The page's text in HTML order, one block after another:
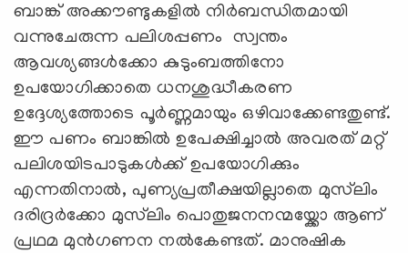
ബാങ്ക് അക്കൗണ്ടുകളിൽ നിർബന്ധിതമായി
വന്നുചേരുന്ന പലിശപ്പണം സ്വന്തം
ആവശ്യങ്ങൾക്കോ കുടുംബത്തിനോ
ഉപയോഗിക്കാതെ ധനശുദ്ധീകരണ
ഉദ്ദേശ്യത്തോടെ പൂർണ്ണമായും ഒഴിവാക്കേണ്ടതുണ്ട്.
ഈ പണം ബാങ്കിൽ ഉപേക്ഷിച്ചാൽ അവരത് മറ്റ്
പലിശയിടപാടുകൾക്ക് ഉപയോഗിക്കും
എന്നതിനാൽ, പുണ്യപ്രതീക്ഷയില്ലാതെ മുസ്‌ലിം
ദരിദ്രർക്കോ മുസ്‌ലിം പൊതുജനനന്മയ്ക്കോ ആണ്
പ്രഥമ മുൻഗണന നൽകേണ്ടത്. മാനുഷിക